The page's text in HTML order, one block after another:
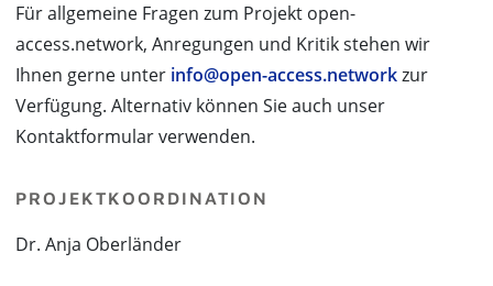
Für allgemeine Fragen zum Projekt open-
access.network, Anregungen und Kritik stehen wir
Ihnen gerne unter info@open-access.networkzur
Verfügung. Alternativ können Sie auch unser
Kontaktformular verwenden.
PROJEKTKOORDINATION
Dr. Anja Oberländer